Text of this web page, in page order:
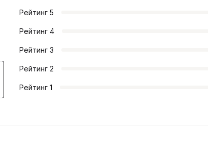
Рейтинг5
Рейтинг4
Рейтинг3
Рейтинг2
Рейтинг1